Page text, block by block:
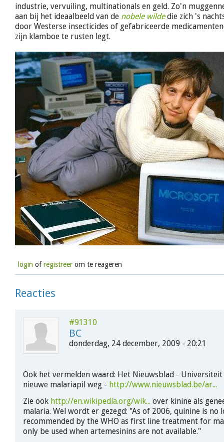
industrie, vervuiling, multinationals en geld. Zo'n
aan bij het ideaalbeeld van de nobele wildedie zich 's
door Westerse insecticides of gefabriceerde
zijn klamboe te rusten legt.
login ofregistreerom te reageren
Reacties
#91310
BC
donderdag, 24 december, 2009 - 20:21
Ook het vermelden waard: Het Nieuwsblad - Universiteit
nieuwe malariapil weg - http://www.nieuwsblad.be/ar...
Zie ook http://en.wikipedia.org/wik... over kinine als
malaria. Wel wordt er gezegd: "As of 2006, quinine is no
recommended by the WHO as first line treatment for
only be used when artemesinins are not available."